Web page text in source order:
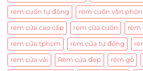
rèm cuốn tự động rèm cuốn văn
rèm cửa cao cấp rèm cửa cuốn rèm
rèm cửa tphcm rèm cửa tự động
rèm cửa vải Rèm cửa đẹp rèm gỗ